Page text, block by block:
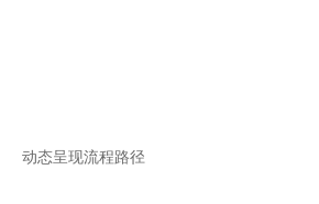
动态呈现流程路径